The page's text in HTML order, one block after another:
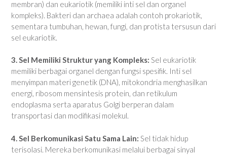
membran) dan eukariotik (memiliki inti sel dan organel
kompleks). Bakteri dan archaea adalah contoh prokariotik,
sementara tumbuhan, hewan, fungi, dan protista tersusun dari
sel eukariotik.
3. Sel Memiliki Struktur yang Kompleks: Sel eukariotik
memiliki berbagai organel dengan fungsi spesifik. Inti sel
menyimpan materi genetik (DNA), mitokondria menghasilkan
energi, ribosom mensintesis protein, dan retikulum
endoplasma serta aparatus Golgi berperan dalam
transportasi dan modifikasi molekul.
4. Sel Berkomunikasi Satu Sama Lain: Sel tidak hidup
terisolasi. Mereka berkomunikasi melalui berbagai sinyal